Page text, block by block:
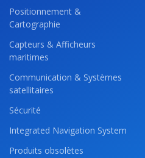
Positionnement &
Cartographie
Capteurs & Afficheurs
maritimes
Communication & Systèmes
satellitaires
Sécurité
Integrated Navigation System
Produits obsolètes